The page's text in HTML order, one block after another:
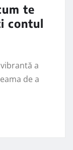
te
contul
a
de a